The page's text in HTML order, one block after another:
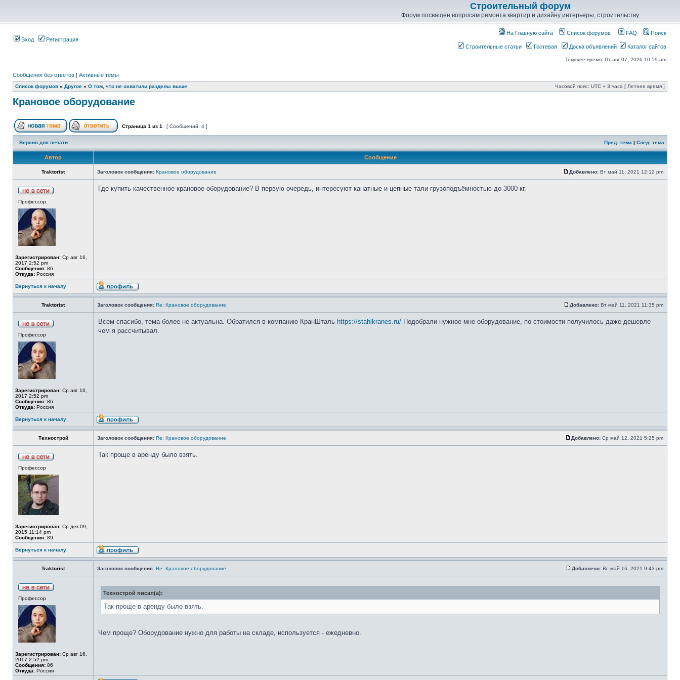
Строительный форум
Форум посвящен вопросам ремонта квартир и дизайну интерьеры, строительству
Вход Регистрация
На Главную сайта Список форумов FAQ Поиск
Строительные статьи Гостевая Доска объявлений Каталог сайтов
Текущее время: Пт авг 07, 2026 10:59 am
Сообщения без ответов | Активные темы
Список форумов » Другое » О том, что не охватили разделы выше Часовой пояс: UTC + 3 часа [ Летнее время ]
Крановое оборудование
Страница 1 из 1 [ Сообщений: 4 ]
Версия для печати Пред. тема | След. тема
Автор Сообщение
Traktorist Заголовок сообщения: Крановое оборудование Добавлено: Вт май 11, 2021 12:12 pm
Профессор
Зарегистрирован: Ср авг 16,
2017 2:52 pm
Сообщения: 86
Откуда: Россия
Где купить качественное крановое оборудование? В первую очередь, интересуют канатные и цепные тали грузоподъёмностью до 3000 кг.
Вернуться к началу
Traktorist Заголовок сообщения: Re: Крановое оборудование Добавлено: Вт май 11, 2021 11:35 pm
Профессор
Зарегистрирован: Ср авг 16,
2017 2:52 pm
Сообщения: 86
Откуда: Россия
Всем спасибо, тема более не актуальна. Обратился в компанию КранШталь https://stahlkranes.ru/ Подобрали нужное мне оборудование, по стоимости получилось даже дешевле
чем я рассчитывал.
Вернуться к началу
Технострой Заголовок сообщения: Re: Крановое оборудование Добавлено: Ср май 12, 2021 5:25 pm
Профессор
Зарегистрирован: Ср дек 09,
2015 11:14 pm
Сообщения: 89
Так проще в аренду было взять.
Вернуться к началу
Traktorist Заголовок сообщения: Re: Крановое оборудование Добавлено: Вс май 16, 2021 9:43 pm
Профессор
Зарегистрирован: Ср авг 16,
2017 2:52 pm
Сообщения: 86
Откуда: Россия
Технострой писал(а):
Так проще в аренду было взять.
Чем проще? Оборудование нужно для работы на складе, используется - ежедневно.